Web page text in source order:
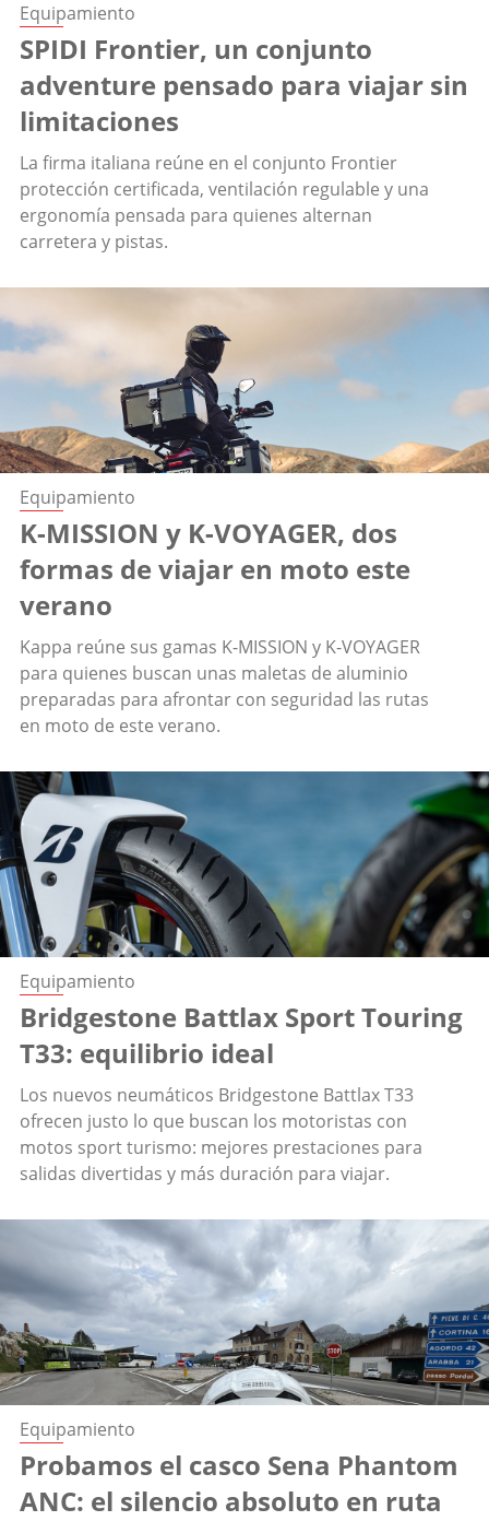
Equipamiento
SPIDI Frontier, un conjunto
adventure pensado para viajar sin
limitaciones
La firma italiana reúne en el conjunto Frontier
protección certificada, ventilación regulable y una
ergonomía pensada para quienes alternan
carretera y pistas.
Equipamiento
K-MISSION y K-VOYAGER, dos
formas de viajar en moto este
verano
Kappa reúne sus gamas K-MISSION y K-VOYAGER
para quienes buscan unas maletas de aluminio
preparadas para afrontar con seguridad las rutas
en moto de este verano.
Equipamiento
Bridgestone Battlax Sport Touring
T33: equilibrio ideal
Los nuevos neumáticos Bridgestone Battlax T33
ofrecen justo lo que buscan los motoristas con
motos sport turismo: mejores prestaciones para
salidas divertidas y más duración para viajar.
Equipamiento
Probamos el casco Sena Phantom
ANC: el silencio absoluto en ruta